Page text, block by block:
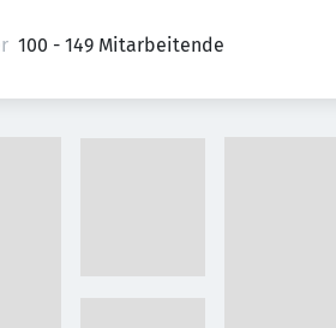
100 - 149 Mitarbeitende